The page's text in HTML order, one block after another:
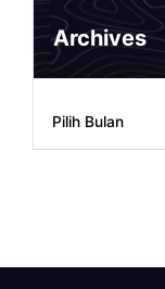
Archives